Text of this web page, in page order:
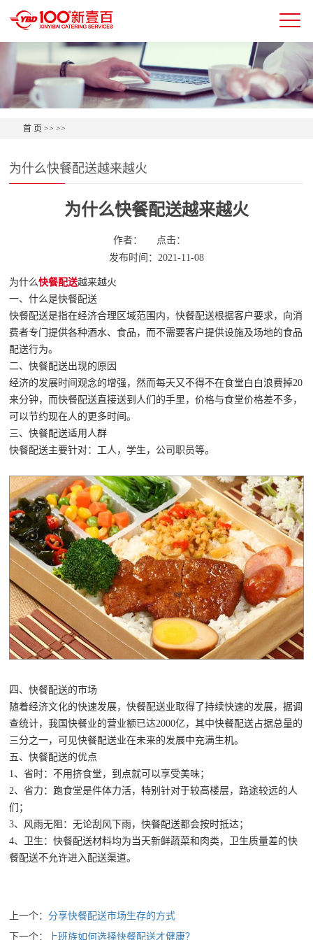
首 页 >>>>
为什么快餐配送越来越火
为什么快餐配送越来越火
作者：
点击：
发布时间：2021-11-08
为什么快餐配送越来越火
一、什么是快餐配送
快餐配送是指在经济合理区域范围内，快餐配送根据客户要求，向消
费者专门提供各种酒水、食品，而不需要客户提供设施及场地的食品
配送行为。
二、快餐配送出现的原因
经济的发展时间观念的增强，然而每天又不得不在食堂白白浪费掉20
来分钟，而快餐配送直接送到人们的手里，价格与食堂价格差不多，
可以节约现在人的更多时间。
三、快餐配送适用人群
快餐配送主要针对：工人，学生，公司职员等。
四、快餐配送的市场
随着经济文化的快速发展，快餐配送业取得了持续快速的发展，据调
查统计，我国快餐业的营业额已达2000亿，其中快餐配送占据总量的
三分之一，可见快餐配送业在未来的发展中充满生机。
五、快餐配送的优点
1、省时：不用挤食堂，到点就可以享受美味；
2、省力：跑食堂是件体力活，特别针对于较高楼层，路途较远的人
们；
3、风雨无阻：无论刮风下雨，快餐配送都会按时抵达；
4、卫生：快餐配送材料均为当天新鲜蔬菜和肉类，卫生质量差的快
餐配送不允许进入配送渠道。
上一个：分享快餐配送市场生存的方式
下一个：
上班族如何选择快餐配送才健康？